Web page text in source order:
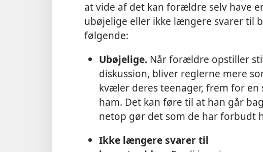
at vide af det kan forældre selv have
ubøjelige eller ikke længere svarer til
følgende:
Ubøjelige.Når forældre opstiller
diskussion, bliver reglerne mere
kvæler deres teenager, frem for en
ham. Det kan føre til at han går
netop gør det som de har forbudt
Ikke længere svarer til